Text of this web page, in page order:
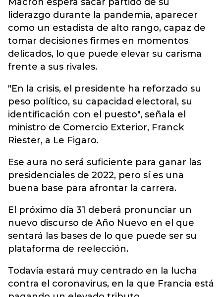
liderazgo durante la pandemia, aparecer
como un estadista de alto rango, capaz de
tomar decisiones firmes en momentos
delicados, lo que puede elevar su carisma
frente a sus rivales.
"En la crisis, el presidente ha reforzado su
peso político, su capacidad electoral, su
identificación con el puesto", señala el
ministro de Comercio Exterior, Franck
Riester, a Le Figaro.
Ese aura no será suficiente para ganar las
presidenciales de 2022, pero sí es una
buena base para afrontar la carrera.
El próximo día 31 deberá pronunciar un
nuevo discurso de Año Nuevo en el que
sentará las bases de lo que puede ser su
plataforma de reelección.
Todavía estará muy centrado en la lucha
contra el coronavirus, en la que Francia está